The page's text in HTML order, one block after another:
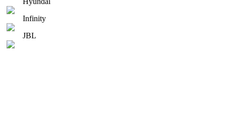
Infinity
JBL